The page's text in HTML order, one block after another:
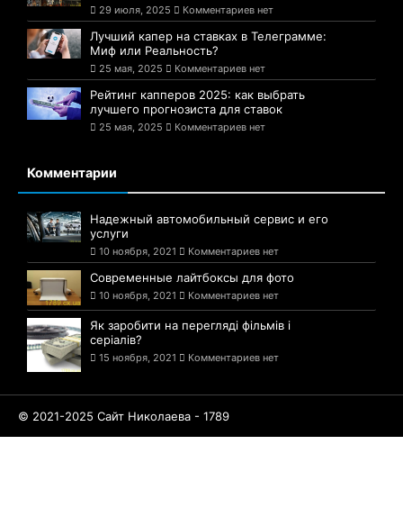
29 июля, 2025 Комментариев нет
Лучший капер на ставках в Телеграмме:
Миф или Реальность?
25 мая, 2025 Комментариев нет
Рейтинг капперов 2025: как выбрать
лучшего прогнозиста для ставок
25 мая, 2025 Комментариев нет
Комментарии
Надежный автомобильный сервис и его
услуги
10 ноября, 2021 Комментариев нет
Современные лайтбоксы для фото
10 ноября, 2021 Комментариев нет
Як заробити на перегляді фільмів і
серіалів?
15 ноября, 2021 Комментариев нет
© 2021-2025 Сайт Николаева - 1789